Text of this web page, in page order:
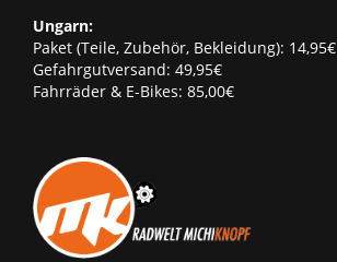
Ungarn:
Paket (Teile, Zubehör, Bekleidung): 14,95€
Gefahrgutversand: 49,95€
Fahrräder & E-Bikes: 85,00€